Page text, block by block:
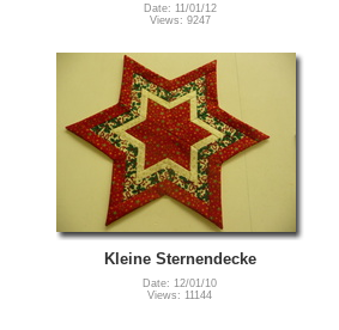
Date: 11/01/12
Views: 9247
Kleine Sternendecke
Date: 12/01/10
Views: 11144